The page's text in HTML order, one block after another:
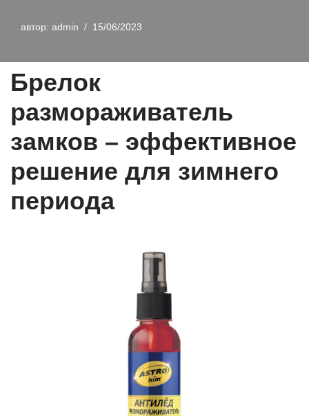
автор: admin 15/06/2023
Брелок
размораживатель
замков – эффективное
решение для зимнего
периода